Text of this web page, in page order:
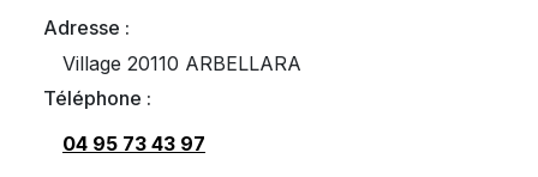
Adresse :
Village 20110 ARBELLARA
Téléphone :
04 95 73 43 97